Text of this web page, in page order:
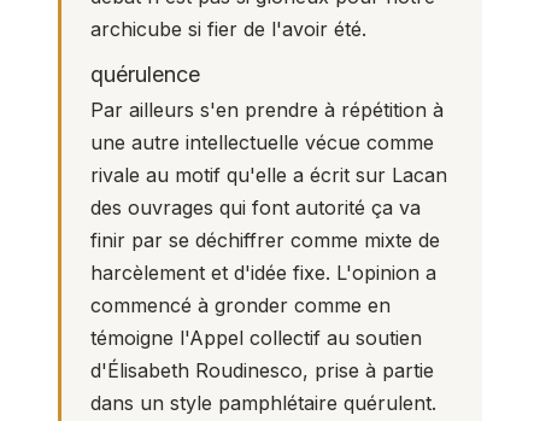
archicube si fier de l'avoir été.
quérulence
Par ailleurs s'en prendre à répétition à
une autre intellectuelle vécue comme
rivale au motif qu'elle a écrit sur Lacan
des ouvrages qui font autorité ça va
finir par se déchiffrer comme mixte de
harcèlement et d'idée fixe. L'opinion a
commencé à gronder comme en
témoigne l'Appel collectif au soutien
d'Élisabeth Roudinesco, prise à partie
dans un style pamphlétaire quérulent.